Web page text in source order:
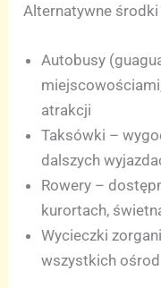
Alternatywne
Autobusy
atrakcji
Taksówki –
dalszych
Rowery –
kurortach,
Wycieczki
wszystkich